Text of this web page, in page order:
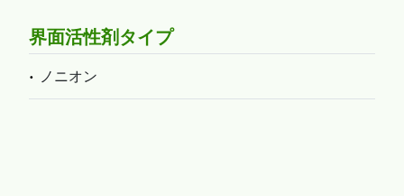
界面活性剤タイプ
ノニオン